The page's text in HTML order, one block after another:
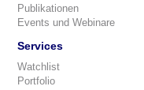
Publikationen
Events und Webinare
Services
Watchlist
Portfolio